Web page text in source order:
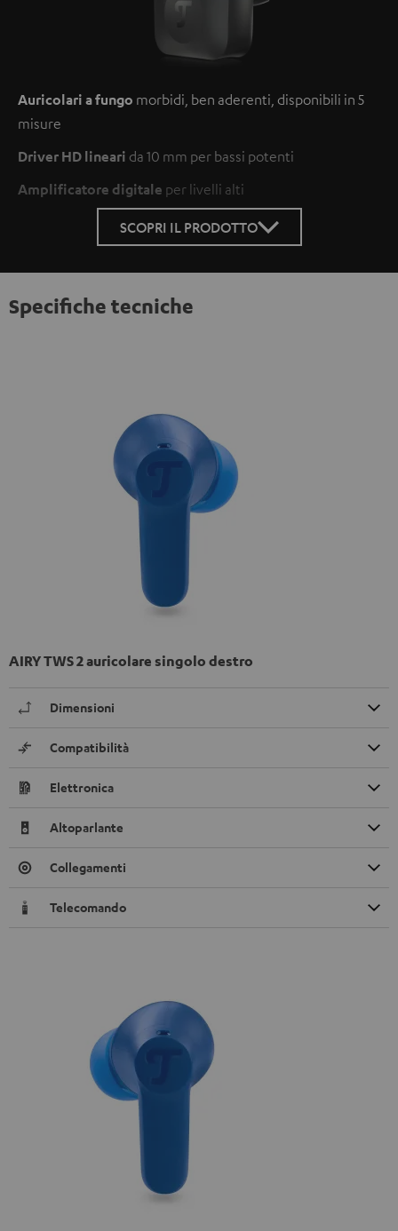
Auricolari a fungo morbidi, ben aderenti, disponibili in 5
misure
Driver HD lineari da 10 mm per bassi potenti
Amplificatore digitale per livelli alti
SCOPRI IL PRODOTTO
Specifiche tecniche
AIRY TWS 2 auricolare singolo destro
Dimensioni
Compatibilità
Elettronica
Altoparlante
Collegamenti
Telecomando